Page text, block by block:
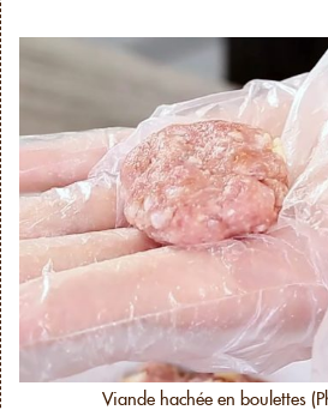
Viande hachée en boulettes